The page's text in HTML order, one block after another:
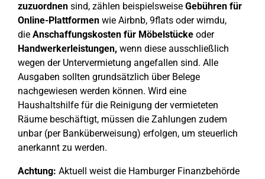
zuzuordnen sind, zählen beispielsweise Gebühren für
Online-Plattformen wie Airbnb, 9flats oder wimdu,
die Anschaffungskosten für Möbelstücke oder
Handwerkerleistungen, wenn diese ausschließlich
wegen der Untervermietung angefallen sind. Alle
Ausgaben sollten grundsätzlich über Belege
nachgewiesen werden können. Wird eine
Haushaltshilfe für die Reinigung der vermieteten
Räume beschäftigt, müssen die Zahlungen zudem
unbar (per Banküberweisung) erfolgen, um steuerlich
anerkannt zu werden.
Achtung: Aktuell weist die Hamburger Finanzbehörde